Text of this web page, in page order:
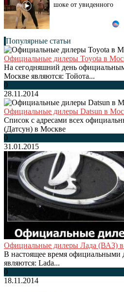
шоке от увиденного
Популярные статьи
Официальные дилеры Toyota в
На сегодняшний день
Москве являются: Тойота...
0
28.11.2014
Официальные дилеры Datsun в
Список с адресами всех
(Датсун) в Москве
0
31.01.2015
Официальные дилеры Лада (ВАЗ)
В настоящее время официальными
являются: Lada...
0
18.11.2014